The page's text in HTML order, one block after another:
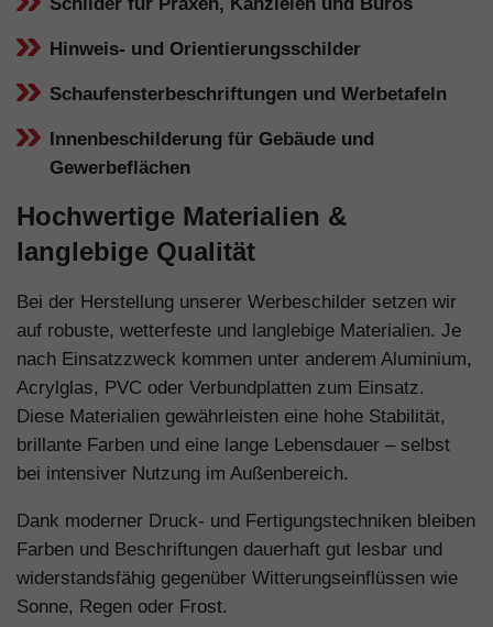
Hinweis- und Orientierungsschilder
Schaufensterbeschriftungen und Werbetafeln
Innenbeschilderung für Gebäude und
Gewerbeflächen
Hochwertige Materialien &
langlebige Qualität
Bei der Herstellung unserer Werbeschilder setzen wir
auf robuste, wetterfeste und langlebige Materialien. Je
nach Einsatzzweck kommen unter anderem Aluminium,
Acrylglas, PVC oder Verbundplatten zum Einsatz.
Diese Materialien gewährleisten eine hohe Stabilität,
brillante Farben und eine lange Lebensdauer – selbst
bei intensiver Nutzung im Außenbereich.
Dank moderner Druck- und Fertigungstechniken bleiben
Farben und Beschriftungen dauerhaft gut lesbar und
widerstandsfähig gegenüber Witterungseinflüssen wie
Sonne, Regen oder Frost.